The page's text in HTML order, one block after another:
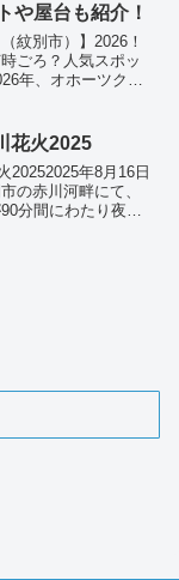
や屋台も紹介！
紋別市）】2026！
ごろ？人気スポッ
年、オホーツクの
の祭りは、流氷の
花火2025
20252025年8月16日
の赤川河畔にて、
分間にわたり夜空